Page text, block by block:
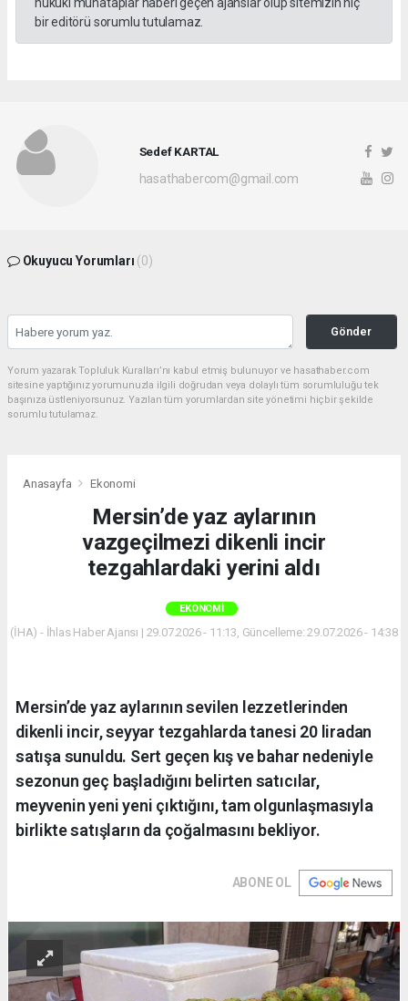
bir editörü sorumlu tutulamaz.
Sedef KARTAL
hasathabercom@gmail.com
Okuyucu Yorumları (0)
Gönder
Yorum yazarak Topluluk Kuralları’nı kabul etmiş bulunuyor ve hasathaber.com
sitesine yaptığınız yorumunuzla ilgili doğrudan veya dolaylı tüm sorumluluğu tek
başınıza üstleniyorsunuz. Yazılan tüm yorumlardan site yönetimi hiçbir şekilde
sorumlu tutulamaz.
Anasayfa Ekonomi
Mersin’de yaz aylarının
vazgeçilmezi dikenli incir
tezgahlardaki yerini aldı
EKONOMI
(İHA) - İhlas Haber Ajansı | 29.07.2026 - 11:13, Güncelleme: 29.07.2026 - 14:38
Mersin’de yaz aylarının sevilen lezzetlerinden
dikenli incir, seyyar tezgahlarda tanesi 20 liradan
satışa sunuldu. Sert geçen kış ve bahar nedeniyle
sezonun geç başladığını belirten satıcılar,
meyvenin yeni yeni çıktığını, tam olgunlaşmasıyla
birlikte satışların da çoğalmasını bekliyor.
ABONE OL